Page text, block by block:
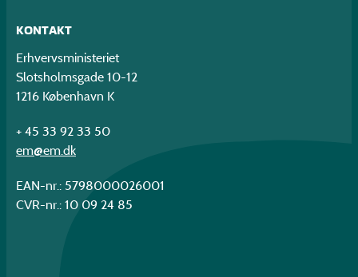
KONTAKT
Erhvervsministeriet
Slotsholmsgade 10-12
1216 København K
+ 45 33 92 33 50
em@em.dk
EAN-nr.: 5798000026001
CVR-nr.: 10 09 24 85